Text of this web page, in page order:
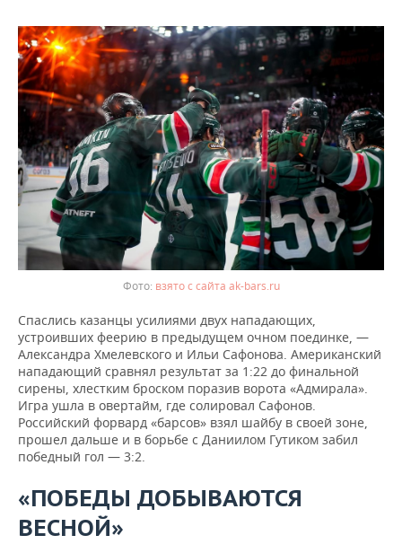
взято с сайта ak-bars.ru
Спаслись казанцы усилиями двух нападающих,
устроивших феерию в предыдущем очном поединке, —
Александра Хмелевского и Ильи Сафонова. Американский
нападающий сравнял результат за 1:22 до финальной
сирены, хлестким броском поразив ворота «Адмирала».
Игра ушла в овертайм, где солировал Сафонов.
Российский форвард «барсов» взял шайбу в своей зоне,
прошел дальше и в борьбе с Даниилом Гутиком забил
победный гол — 3:2.
«ПОБЕДЫ ДОБЫВАЮТСЯ
ВЕСНОЙ»